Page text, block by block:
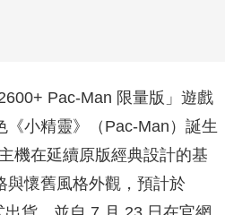
Pac‑Man 限量版」遊戲
小精靈》（Pac‑Man）誕生
機在延續原版經典設計的基
與懷舊風格外觀，預計於